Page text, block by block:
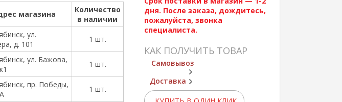
дня. После заказа, дождитесь,
пожалуйста, звонка
специалиста.
КАК ПОЛУЧИТЬ ТОВАР
Самовывоз
Доставка
магазина
Количество
в наличии
ул.
д. 101
1 шт.
ул. Бажова,
1 шт.
пр. Победы,
1 шт.